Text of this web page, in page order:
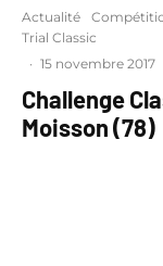
Actualité
Trial Classic
· 15 novembre 2017
Challenge
Moisson (78)